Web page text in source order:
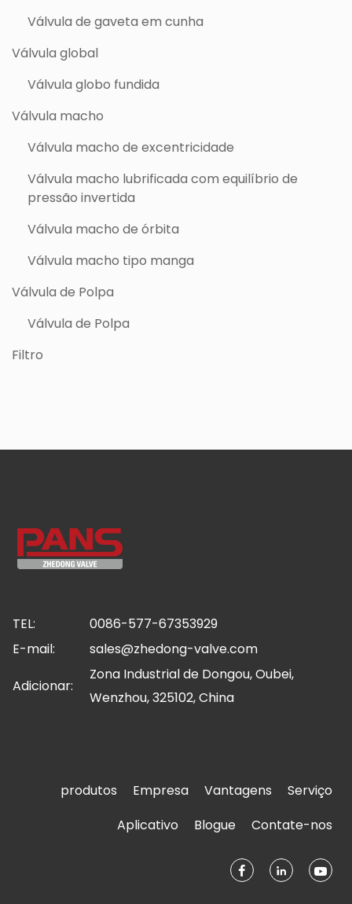
Válvula de gaveta em cunha
Válvula global
Válvula globo fundida
Válvula macho
Válvula macho de excentricidade
Válvula macho lubrificada com equilíbrio de
pressão invertida
Válvula macho de órbita
Válvula macho tipo manga
Válvula de Polpa
Válvula de Polpa
Filtro
TEL:
0086-577-67353929
E-mail:
sales@zhedong-valve.com
Adicionar:
Zona Industrial de Dongou, Oubei,
Wenzhou, 325102, China
produtos Empresa Vantagens
Serviço
Aplicativo
Blogue Contate-nos